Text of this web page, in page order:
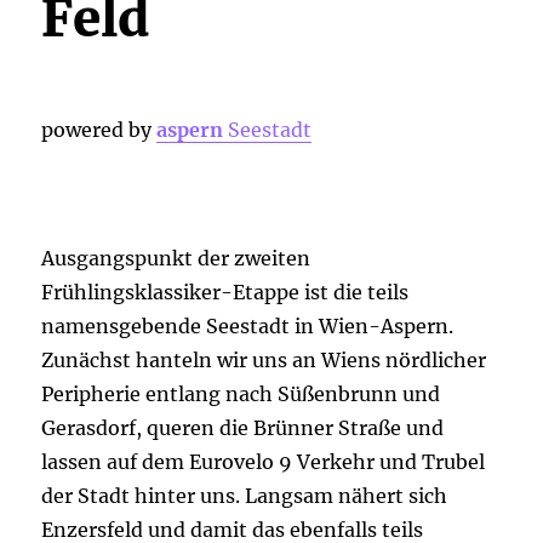
Feld
powered byaspern Seestadt
Ausgangspunkt der zweiten
Frühlingsklassiker-Etappe ist die teils
namensgebende Seestadt in Wien-Aspern.
Zunächst hanteln wir uns an Wiens nördlicher
Peripherie entlang nach Süßenbrunn und
Gerasdorf, queren die Brünner Straße und
lassen auf dem Eurovelo 9 Verkehr und Trubel
der Stadt hinter uns. Langsam nähert sich
Enzersfeld und damit das ebenfalls teils